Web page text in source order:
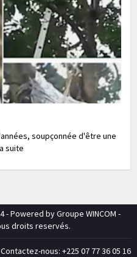
soupçonnée d'être une
suite
Powered by Groupe WINCOM -
droits reservés.
Contactez-nous: +225 07 77 36 05 16